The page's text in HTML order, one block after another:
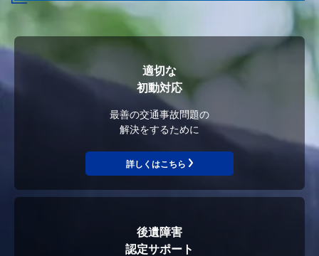
適切な
初動対応
最善の交通事故問題の
解決をするために
詳しくはこちら
後遺障害
認定サポート